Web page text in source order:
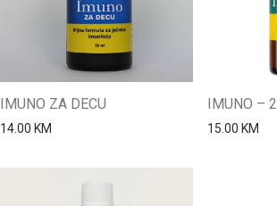
IMUNO ZA DECU
14.00 KM
IMUNO – 2
15.00 KM